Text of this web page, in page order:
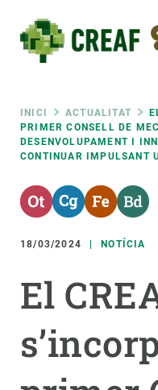
contingut
Fil
INICI ACTUALITAT
PRIMER CONSELL DE
DESENVOLUPAMENT I
CONTINUAR IMPULSANT
18/03/2024 NOTÍCIA
El
RRSS
INTRANET
menu
SOBRE NOSALTRES
RECERCA
UNEIX-TE A NOSALTRES